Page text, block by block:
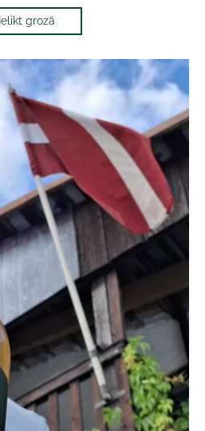
Ielikt grozā